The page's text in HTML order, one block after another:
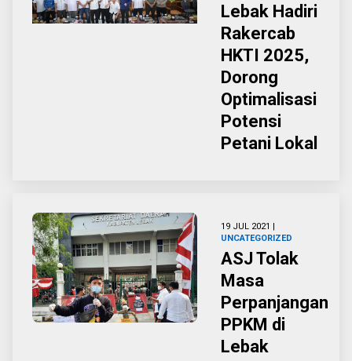
Lebak Hadiri
Rakercab
HKTI 2025,
Dorong
Optimalisasi
Potensi
Petani Lokal
19 JUL 2021 |
UNCATEGORIZED
ASJ Tolak
Masa
Perpanjangan
PPKM di
Lebak